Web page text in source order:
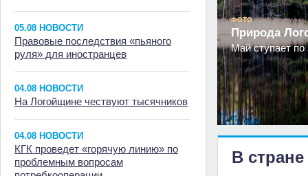
05.08 НОВОСТИ
Правовые последствия «пьяного
руля» для иностранцев
04.08 НОВОСТИ
На Логойщине чествуют тысячников
04.08 НОВОСТИ
КГК проведет «горячую линию» по
проблемным вопросам
ФОТО
Природа
Май ступает по
В